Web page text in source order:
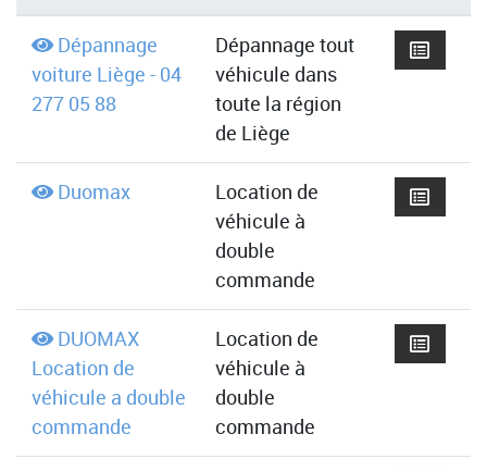
Dépannage
voiture Liège - 04
277 05 88
Dépannage tout
véhicule dans
toute la région
de Liège
Duomax
Location de
véhicule à
double
commande
DUOMAX
Location de
véhicule a double
commande
Location de
véhicule à
double
commande